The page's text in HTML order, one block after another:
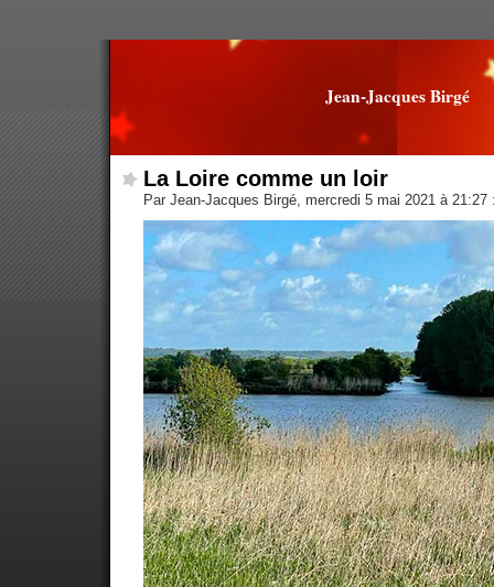
Jean-Jacques Birgé
La Loire comme un loir
Par Jean-Jacques Birgé, mercredi 5 mai 2021 à 21:27